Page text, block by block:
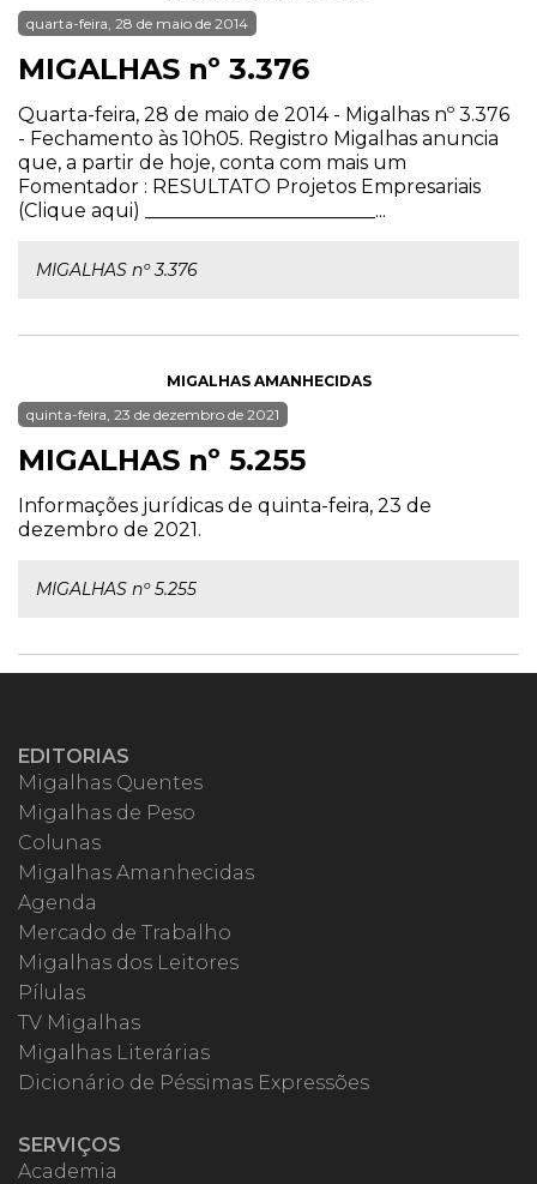
quarta-feira, 28 de maio de 2014
MIGALHAS nº 3.376
Quarta-feira, 28 de maio de 2014 - Migalhas nº 3.376
- Fechamento às 10h05. Registro Migalhas anuncia
que, a partir de hoje, conta com mais um
Fomentador : RESULTATO Projetos Empresariais
(Clique aqui) ________________________...
MIGALHAS nº 3.376
MIGALHAS AMANHECIDAS
quinta-feira, 23 de dezembro de 2021
MIGALHAS nº 5.255
Informações jurídicas de quinta-feira, 23 de
dezembro de 2021.
MIGALHAS nº 5.255
EDITORIAS
Migalhas Quentes
Migalhas de Peso
Colunas
Migalhas Amanhecidas
Agenda
Mercado de Trabalho
Migalhas dos Leitores
Pílulas
TV Migalhas
Migalhas Literárias
Dicionário de Péssimas Expressões
SERVIÇOS
Academia